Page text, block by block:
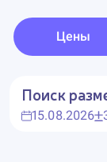
Цены
Поиск
15.08.2026